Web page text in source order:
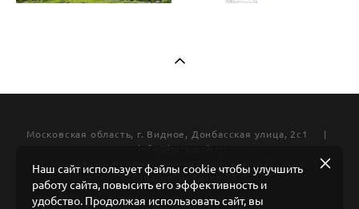
Московская область, г. Видное, Донбасская улица, 2с1 |
info@buroarch.ru
г. Москва, ул. Нижняя Сыромятническая, д.11, корп. 1
г. Тула, ул. Болдина 79
Наш сайт использует файлы cookie чтобы улучшить
работу сайта, повысить его эффективность и
удобство. Продолжая использовать сайт, вы